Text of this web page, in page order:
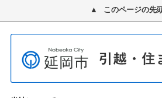
このページの先